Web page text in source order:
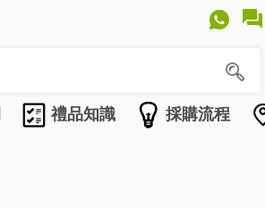
禮品知識 採購流程